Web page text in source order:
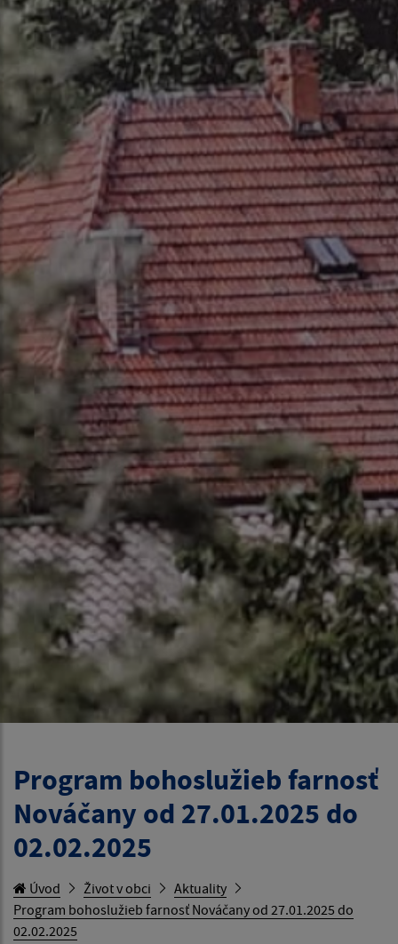
Program bohoslužieb farnosť
Nováčany od 27.01.2025 do
02.02.2025
Úvod Život v obci
Aktuality
Program bohoslužieb farnosť Nováčany od 27.01.2025 do
02.02.2025